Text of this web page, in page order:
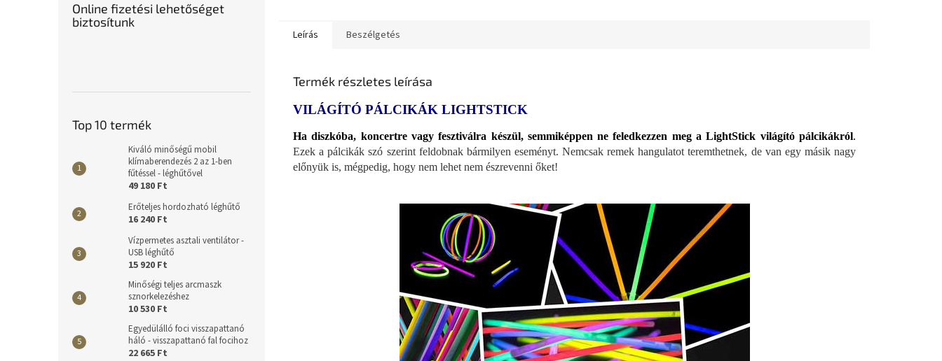
Online fizetési lehetőséget
biztosítunk
Top 10 termék
Kiváló minőségű mobil
klímaberendezés 2 az 1-ben
fűtéssel - léghűtővel
49 180 Ft
Erőteljes hordozható léghűtő
16 240 Ft
Vízpermetes asztali ventilátor -
USB léghűtő
15 920 Ft
Minőségi teljes arcmaszk
sznorkelezéshez
10 530 Ft
Egyedülálló foci visszapattanó
háló - visszapattanó fal focihoz
22 665 Ft
Leírás Beszélgetés
Termék részletes leírása
VILÁGÍTÓ PÁLCIKÁK LIGHTSTICK
Ha diszkóba, koncertre vagy fesztiválra készül, semmiképpen ne feledkezzen meg a LightStick világító pálcikákról.
Ezek a pálcikák szó szerint feldobnak bármilyen eseményt. Nemcsak remek hangulatot teremthetnek, de van egy másik nagy
előnyük is, mégpedig, hogy nem lehet nem észrevenni őket!